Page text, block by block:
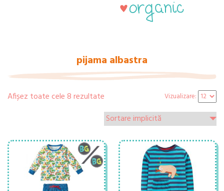
pijama albastra
Afișez toate cele 8 rezultate Vizualizare: